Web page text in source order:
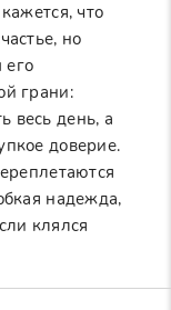
что
но
грани:
весь день, а
доверие.
надежда,
клялся